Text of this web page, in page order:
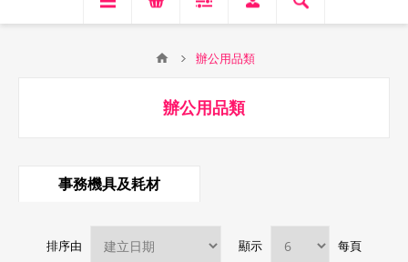
辦公用品類
辦公用品類
事務機具及耗材
排序由 顯示 每頁